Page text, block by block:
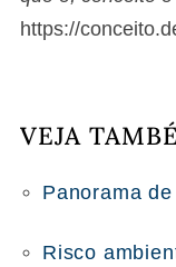
https://
VEJA
Panorama
Risco